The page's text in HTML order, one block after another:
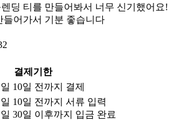
딩 티를 만들어봐서 너무 신기했어요!
들어가서 기분 좋습니다
결제기한
10일 전까지 결제
10일 전까지 서류 입력
30일 이후까지 입금 완료